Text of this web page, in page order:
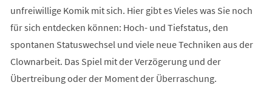
unfreiwillige Komik mit sich. Hier gibt es Vieles was Sie noch
für sich entdecken können: Hoch- und Tiefstatus, den
spontanen Statuswechsel und viele neue Techniken aus der
Clownarbeit. Das Spiel mit der Verzögerung und der
Übertreibung oder der Moment der Überraschung.